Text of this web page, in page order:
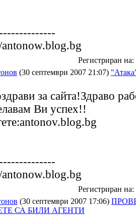
Регистриран
(30 септември 2007 21:07)
за сайта!Здраво
Ви успех!!
Регистриран
(30 септември 2007 17:06)
СА БИЛИ АГЕНТИ